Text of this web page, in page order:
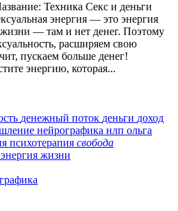
Техника Секс и деньги
энергия — это энергия
— там и нет денег. Поэтому
расширяем свою
пускаем больше денег!
энергию, которая...
денежный поток деньги доход
нейрографика нлп ольга
психотерапия свобода
энергия жизни